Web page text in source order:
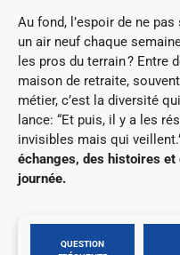
Au fond, l’espoir de ne
un air neuf chaque
les pros du terrain ? Entre
maison de retraite,
métier, c’est la diversité
lance: “Et puis, il y a les
invisibles mais qui
échanges, des histoires
journée.
QUESTION